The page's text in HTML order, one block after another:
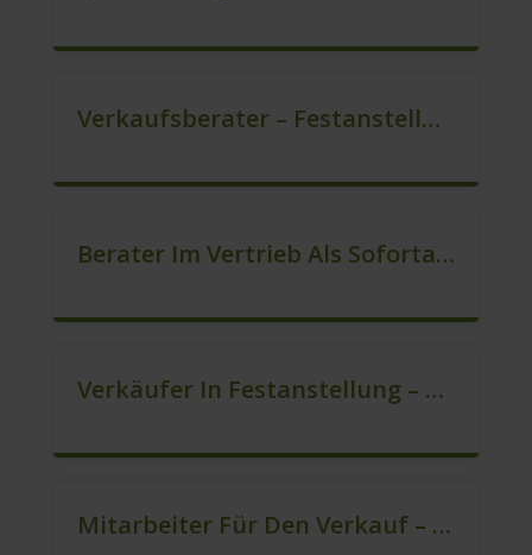
Verkaufsberater – Festanstellung (m/w/d)
Berater Im Vertrieb Als Sofortanstellung (m/w/d)
Verkäufer In Festanstellung – Top Gehalt (m/w/d)
Mitarbeiter Für Den Verkauf – Quereinstieg Möglich (m/w/d)